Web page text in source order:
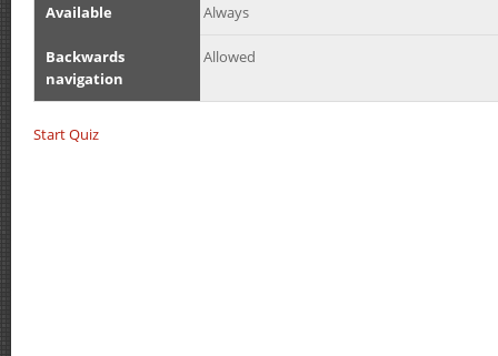
Available Always
Backwards
navigation
Allowed
Start Quiz